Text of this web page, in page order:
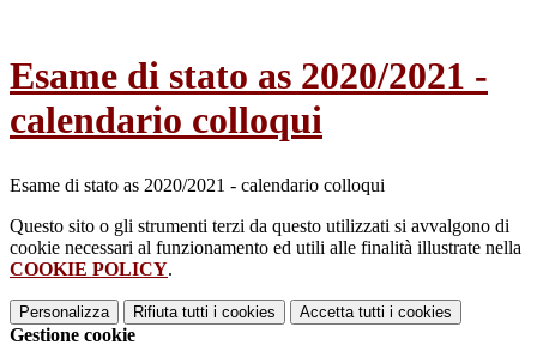
Esame di stato as 2020/2021 -
calendario colloqui
Esame di stato as 2020/2021 - calendario colloqui
Questo sito o gli strumenti terzi da questo utilizzati si avvalgono di
cookie necessari al funzionamento ed utili alle finalità illustrate nella
COOKIE POLICY.
Personalizza Rifiuta tutti i cookies Accetta tutti i cookies
Gestione cookie